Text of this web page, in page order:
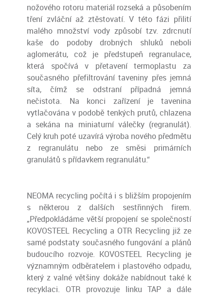
nožového rotoru materiál rozseká a působením
tření zvláční až ztěstovatí. V této fázi přilití
malého množství vody způsobí tzv. zdrcnutí
kaše do podoby drobných shluků neboli
aglomerátu, což je předstupeň regranulace,
která spočívá v přetavení termoplastu za
současného přefiltrování taveniny přes jemná
síta, čímž se odstraní případná jemná
nečistota. Na konci zařízení je tavenina
vytlačována v podobě tenkých prutů, chlazena
a sekána na miniaturní válečky (regranulát).
Celý kruh poté uzavírá výroba nového předmětu
z regranulátu nebo ze směsi primárních
granulátů s přídavkem regranulátu.“
NEOMA recycling počítá i s bližším propojením
s některou z dalších sestřinných firem.
„Předpokládáme větší propojení se společností
KOVOSTEEL Recycling a OTR Recycling již ze
samé podstaty současného fungování a plánů
budoucího rozvoje. KOVOSTEEL Recycling je
významným odběratelem i plastového odpadu,
který z valné většiny dokáže nabídnout také k
recyklaci. OTR provozuje linku TAP a dále